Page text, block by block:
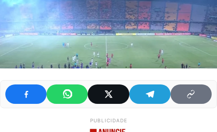
PUBLICIDADE